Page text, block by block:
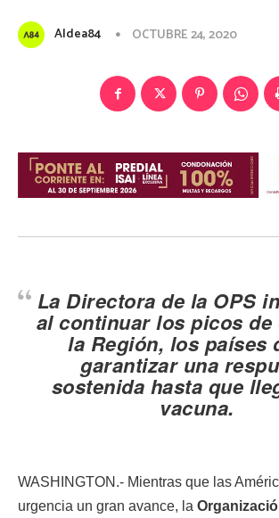
Aldea84 OCTUBRE 24, 2020
La Directora de la OPS
al continuar los picos de
la Región, los países
garantizar una
sostenida hasta que
vacuna.
WASHINGTON.- Mientras que las
urgencia un gran avance, la